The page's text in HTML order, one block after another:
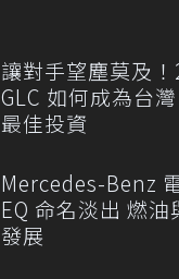
讓對手望塵莫及
GLC 如何成為台
最佳投資
Mercedes-Benz
EQ 命名淡出 燃油
發展